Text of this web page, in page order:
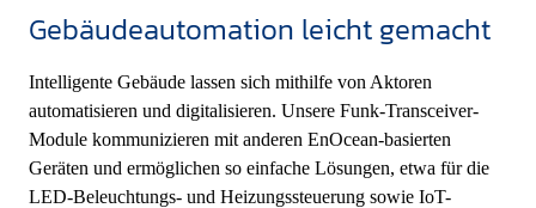
Gebäudeautomation leicht gemacht
Intelligente Gebäude lassen sich mithilfe von Aktoren
automatisieren und digitalisieren. Unsere Funk-Transceiver-
Module kommunizieren mit anderen EnOcean-basierten
Geräten und ermöglichen so einfache Lösungen, etwa für die
LED-Beleuchtungs- und Heizungssteuerung sowie IoT-